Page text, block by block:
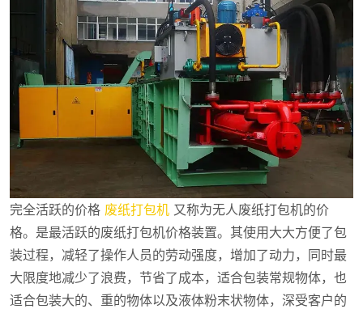
完全活跃的价格 废纸打包机 又称为无人废纸打包机的价
格。是最活跃的废纸打包机价格装置。其使用大大方便了包
装过程，减轻了操作人员的劳动强度，增加了动力，同时最
大限度地减少了浪费，节省了成本，适合包装常规物体，也
适合包装大的、重的物体以及液体粉末状物体，深受客户的